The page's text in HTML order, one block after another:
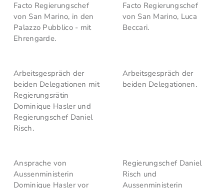
Facto Regierungschef
von San Marino, in den
Palazzo Pubblico - mit
Ehrengarde.
Facto Regierungschef
von San Marino, Luca
Beccari.
Arbeitsgespräch der
beiden Delegationen mit
Regierungsrätin
Dominique Hasler und
Regierungschef Daniel
Risch.
Arbeitsgespräch der
beiden Delegationen.
Ansprache von
Aussenministerin
Dominique Hasler vor
Regierungschef Daniel
Risch und
Aussenministerin